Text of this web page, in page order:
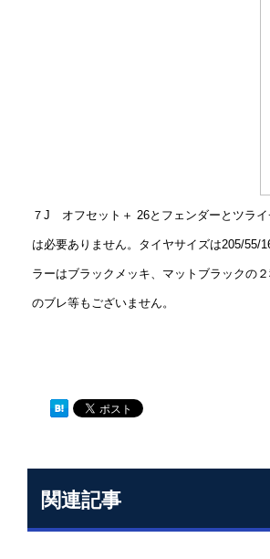
７J オフセット＋ 26とフェンダーとツラ
は必要ありません。タイヤサイズは
ラーはブラックメッキ、マットブラックの
のブレ等もございません。
関連記事